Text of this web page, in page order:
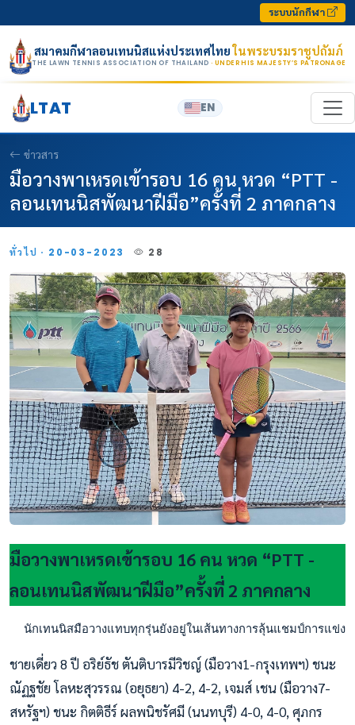
ระบบนักกีฬา
สมาคมกีฬาลอนเทนนิสแห่งประเทศไทยในพระบรมราชูปถัมภ์
THE LAWN TENNIS ASSOCIATION OF THAILAND · UNDER HIS MAJESTY’S PATRONAGE
LTAT EN
ข่าวสาร
มือวางพาเหรดเข้ารอบ 16 คน หวด “PTT -
ลอนเทนนิสพัฒนาฝีมือ”ครั้งที่ 2 ภาคกลาง
ทั่วไป · 20-03-2023 28
มือวางพาเหรดเข้ารอบ 16 คน หวด “PTT -
ลอนเทนนิสพัฒนาฝีมือ”ครั้งที่ 2 ภาคกลาง
นักเทนนิสมือวางแทบทุกรุ่นยังอยู่ในเส้นทางการลุ้นแชมป์การแข่
ชายเดี่ยว 8 ปี อริย์ธัช ตันติบารมีวิชญ์ (มือวาง1-กรุงเทพฯ) ชนะ
ณัฏฐชัย โลหะสุวรรณ (อยุธยา) 4-2, 4-2, เจมส์ เชน (มือวาง7-
สหรัฐฯ) ชนะ กิตติธีร์ ผลพนิชรัศมี (นนทบุรี) 4-0, 4-0, ศุภกร